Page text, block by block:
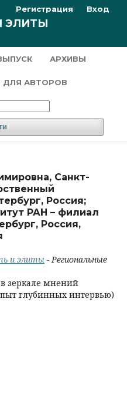
ЭЛИТЫ
АРХИВЫ
ДЛЯ АВТОРОВ
Регистрация Вход
Санкт-
Россия;
РАН – филиал
Россия,
и элиты - Региональные
зеркале мнений
глубинных интервью)